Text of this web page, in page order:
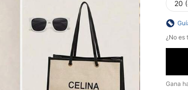
20
¿No es
Gana